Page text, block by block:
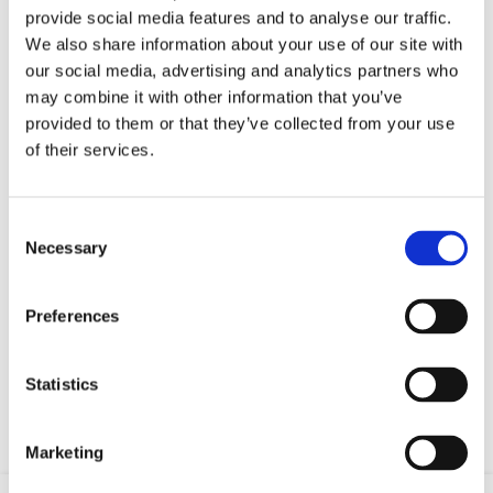
provide social media features and to analyse our traffic.
We also share information about your use of our site with
our social media, advertising and analytics partners who
may combine it with other information that you’ve
provided to them or that they’ve collected from your use
of their services.
Selection
Necessary
Preferences
Statistics
Marketing
Andernfalls sind Sie verpflichtet, eine HSSRM-
Karte zu erwerben.
Sportfischergenehmigungen werden über
Mitgliedsverbände des HSSRM in ganz Kroatien
verkauft. Der nächstgelegene Ort, an dem Sie